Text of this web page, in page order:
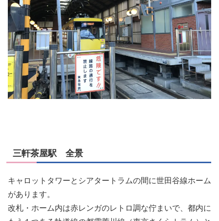
三軒茶屋駅 全景
キャロットタワーとシアタートラムの間に世田谷線ホーム
があります。
改札・ホーム内は赤レンガのレトロ調な佇まいで、都内に